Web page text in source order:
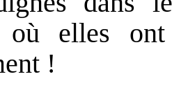
où elles
!